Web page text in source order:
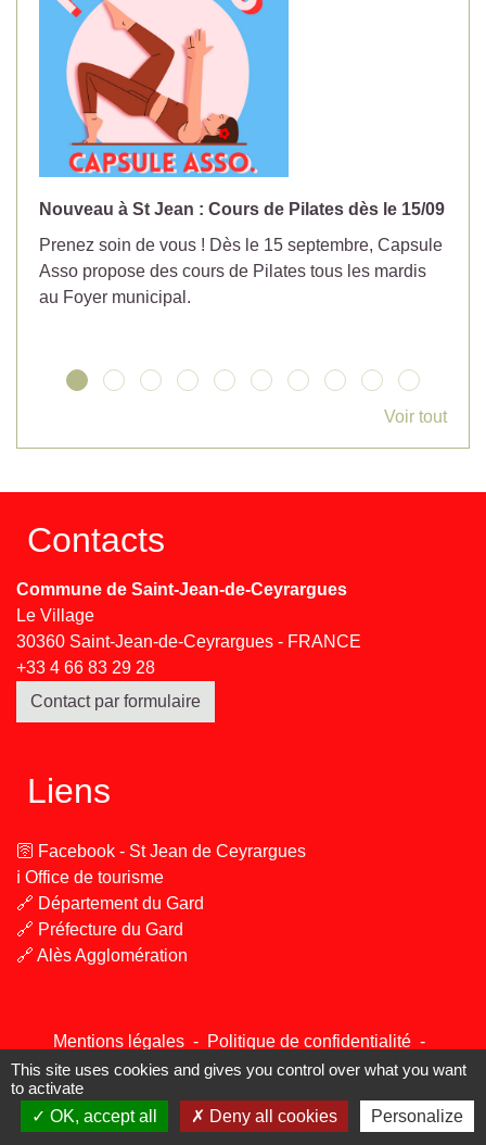
Nouveau à St Jean : Cours de Pilates dès le 15/09
Prenez soin de vous ! Dès le 15 septembre, Capsule
Asso propose des cours de Pilates tous les mardis
au Foyer municipal.
Voir tout
Contacts
Commune de Saint-Jean-de-Ceyrargues
Le Village
30360 Saint-Jean-de-Ceyrargues - FRANCE
+33 4 66 83 29 28
Contact par formulaire
Liens
🛜 Facebook - St Jean de Ceyrargues
ℹ️ Office de tourisme
🔗 Département du Gard
🔗 Préfecture du Gard
🔗 Alès Agglomération
Mentions légales - Politique de confidentialité -
Accessibilité - Plan du site - Gestion des cookies
Site créé en partenariat avec Réseau des Communes
This site uses cookies and gives you control over what you want
to activate
OK, accept all
Deny all cookies Personalize